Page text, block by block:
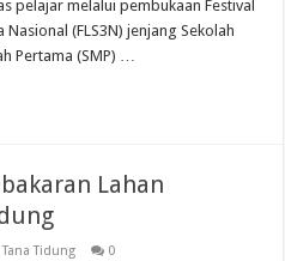
pelajar melalui pembukaan Festival
(FLS3N) jenjang Sekolah
Pertama (SMP) …
Lahan
Tana Tidung 0